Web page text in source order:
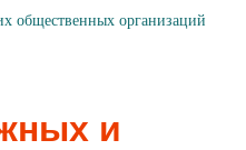
общественных организаций
и